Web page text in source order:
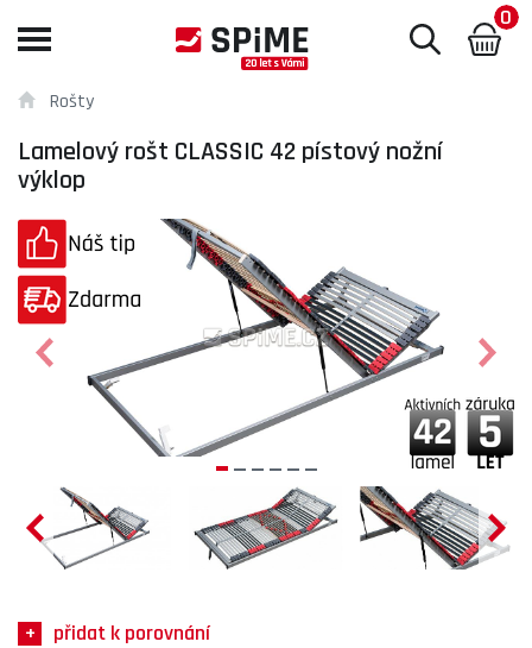
Toggle
0
Rošty
Lamelový rošt CLASSIC 42 pístový nožní
výklop
přidat k porovnání